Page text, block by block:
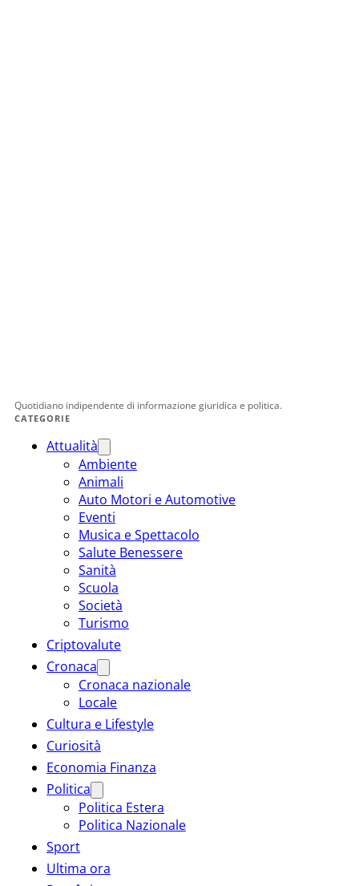
Quotidiano indipendente di informazione giuridica e politica.
CATEGORIE
Attualità
Ambiente
Animali
Auto Motori e Automotive
Eventi
Musica e Spettacolo
Salute Benessere
Sanità
Scuola
Società
Turismo
Criptovalute
Cronaca
Cronaca nazionale
Locale
Cultura e Lifestyle
Curiosità
Economia Finanza
Politica
Politica Estera
Politica Nazionale
Sport
Ultima ora